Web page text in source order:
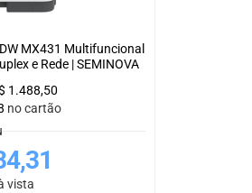
MX431 Multifuncional
e Rede | SEMINOVA
1.488,50
no cartão
vista